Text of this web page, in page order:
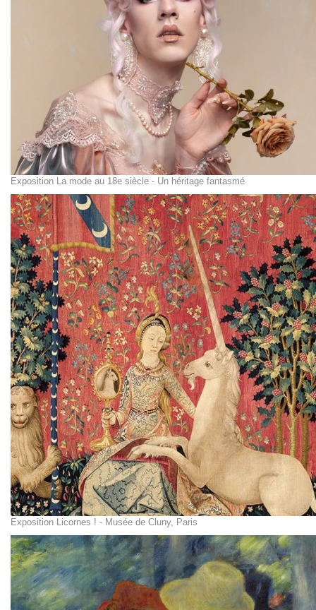
Exposition La mode au 18e siècle - Un héritage fantasmé
Exposition Licornes ! - Musée de Cluny, Paris